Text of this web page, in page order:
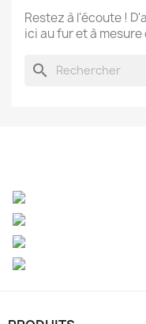
Restez à l'écoute !
ici au fur et à
search